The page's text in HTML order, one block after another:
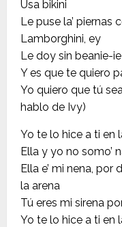
Usa bikini
Le puse la’ piernas
Lamborghini, ey
Le doy sin beanie-ie
Y es que te quiero
Yo quiero que tú
hablo de Ivy)
Yo te lo hice a ti en
Ella y yo no somo’
Ella e’ mi nena, por
la arena
Tú eres mi sirena
Yo te lo hice a ti en